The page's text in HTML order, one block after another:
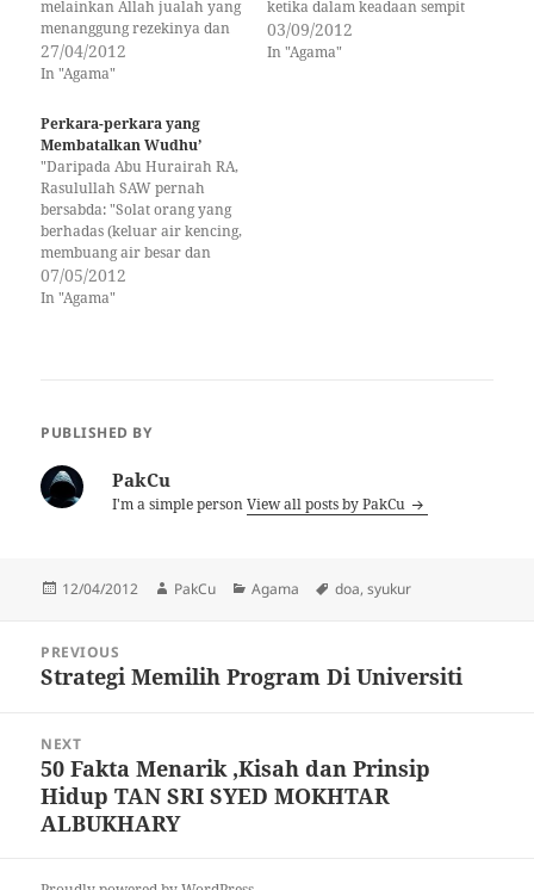
melainkan Allah jualah yang
menanggung rezekinya dan
mengetahui tempat
kediamannya dan tempat ia
di dalam kitab (Loh Mahfuz)
yang nyata (kepada
malaikat-malaikat) yang
berkenaan." - Surah Hud:6
Menurut Hadis riwayat al-
Hakim dan al-Tirmizi
daripada Zaid bin Aslam…
27/04/2012
In "Agama"
ketika dalam keadaan sempit
serta berduka maka
hendaknya ia banyak berdoa
03/09/2012
In "Agama"
Perkara-perkara yang
Membatalkan Wudhu’
"Daripada Abu Hurairah RA,
Rasulullah SAW pernah
bersabda: "Solat orang yang
berhadas (keluar air kencing,
membuang air besar dan
kentut) tidak diterima (Allah)
sebelum dia berwudhu."
ertinya angin yang keluar
07/05/2012
In "Agama"
PUBLISHED BY
PakCu
I'm a simple personView all posts by PakCu
Posted
12/04/2012 Author
PakCu Categories
Agama Tags
doa,syukur
navigation
PREVIOUS
Previous
Strategi Memilih Program Di Universiti
NEXT
Next
post:
50 Fakta Menarik ,Kisah dan Prinsip
Hidup TAN SRI SYED MOKHTAR
ALBUKHARY